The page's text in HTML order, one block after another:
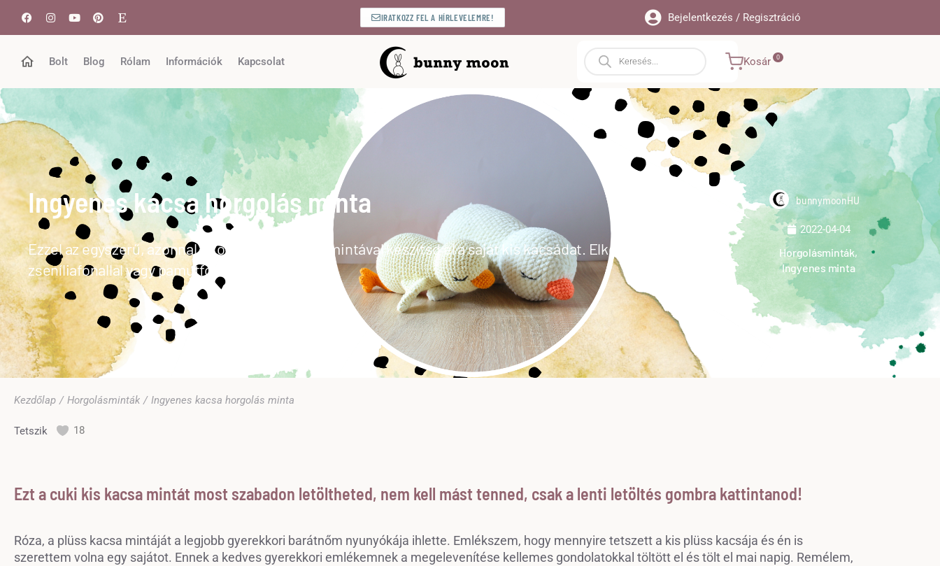
IRATKOZZ FEL A HÍRLEVELEMRE! Bejelentkezés / Regisztráció
Bolt Blog Rólam Információk Kapcsolat Kosár
Ingyenes kacsa horgolás minta
Ezzel az egyszerű, azonnal letölthető ingyenes mintával készítsd el a saját kis kacsádat. Elkészítheted
zseníliafonallal vagy pamutfonallal egyaránt.
bunnymoonHU
2022-04-04
Horgolásminták,
Ingyenes minta
Ön itt van:
Kezdőlap Horgolásminták Ingyenes kacsa horgolás minta
Tetszik 18
Ezt a cuki kis kacsa mintát most szabadon letöltheted, nem kell mást tenned, csak a lenti letöltés gombra kattintanod!
Róza, a plüss kacsa mintáját a legjobb gyerekkori barátnőm nyunyókája ihlette. Emlékszem, hogy mennyire tetszett a kis plüss kacsája és én is
szerettem volna egy sajátot. Ennek a kedves gyerekkori emlékemnek a megelevenítése kellemes gondolatokkal töltött el és tölt el mai napig. Remélem,